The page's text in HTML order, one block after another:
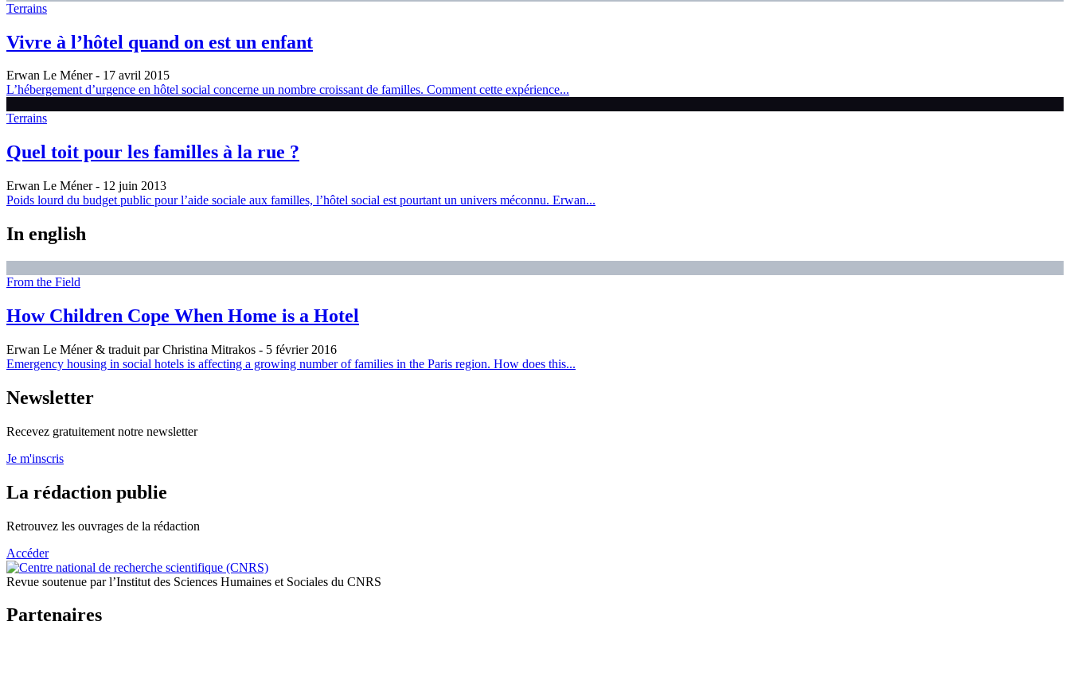
Terrains
Vivre à l’hôtel quand on est un enfant
Erwan Le Méner- 17 avril 2015
L’hébergement d’urgence en hôtel social concerne un nombre croissant de familles. Comment cette expérience...
Terrains
Quel toit pour les familles à la rue ?
Erwan Le Méner- 12 juin 2013
Poids lourd du budget public pour l’aide sociale aux familles, l’hôtel social est pourtant un univers méconnu. Erwan...
In english
From the Field
How Children Cope When Home is a Hotel
Erwan Le Méner & traduit par Christina Mitrakos - 5 février 2016
Emergency housing in social hotels is affecting a growing number of families in the Paris region. How does this...
Newsletter
Recevez gratuitement notre newsletter
Je m'inscris
La rédaction publie
Retrouvez les ouvrages de la rédaction
Accéder
Revue soutenue par l’Institut des Sciences Humaines et Sociales du CNRS
Partenaires